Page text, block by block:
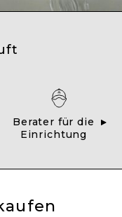
Berater für die
Einrichtung